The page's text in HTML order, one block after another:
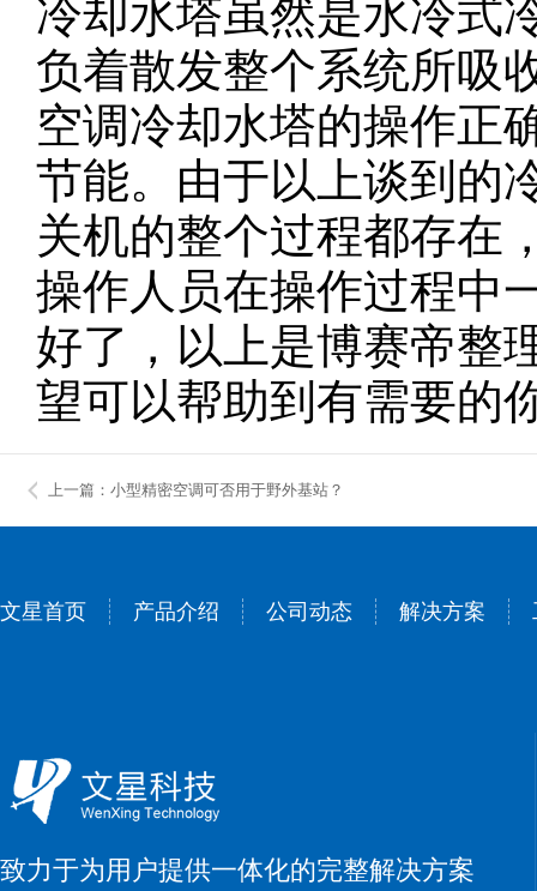
冷却水塔虽然是水冷式
负着散发整个系统所吸
空调冷却水塔的操作正
节能。由于以上谈到的
关机的整个过程都存在
操作人员在操作过程中
好了，以上是博赛帝整
望可以帮助到有需要的
上一篇：小型精密空调可否用于野外基站？
文星首页 产品介绍 公司动态 解决方案
致力于为用户提供一体化的完整解决方案